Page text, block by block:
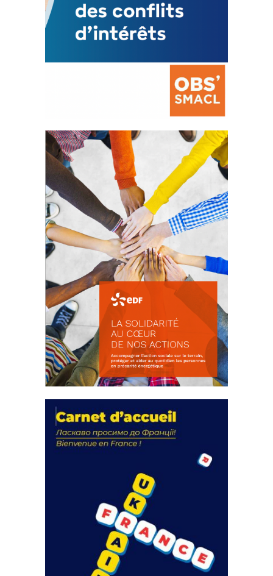
La prévention des conflits
d’intérêts
18 septembre 2023
FEUILLETER
actions
18 septembre 2023
FEUILLETER